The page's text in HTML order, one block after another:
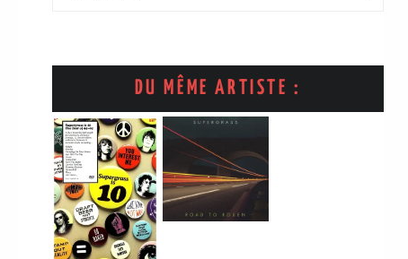
DU MÊME ARTISTE :